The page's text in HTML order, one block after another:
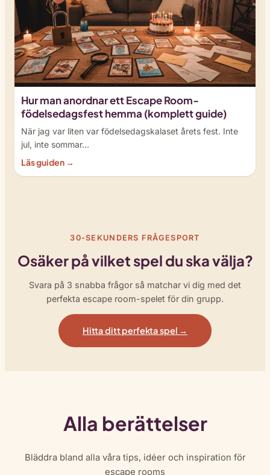
Hur man anordnar ett Escape Room-
födelsedagsfest hemma (komplett guide)
När jag var liten var födelsedagskalaset årets fest. Inte
jul, inte sommar…
Läs guiden →
30-SEKUNDERS FRÅGESPORT
Osäker på vilket spel du ska välja?
Svara på 3 snabba frågor så matchar vi dig med det
perfekta escape room-spelet för din grupp.
Hitta ditt perfekta spel →
Alla berättelser
Bläddra bland alla våra tips, idéer och inspiration för
escape rooms